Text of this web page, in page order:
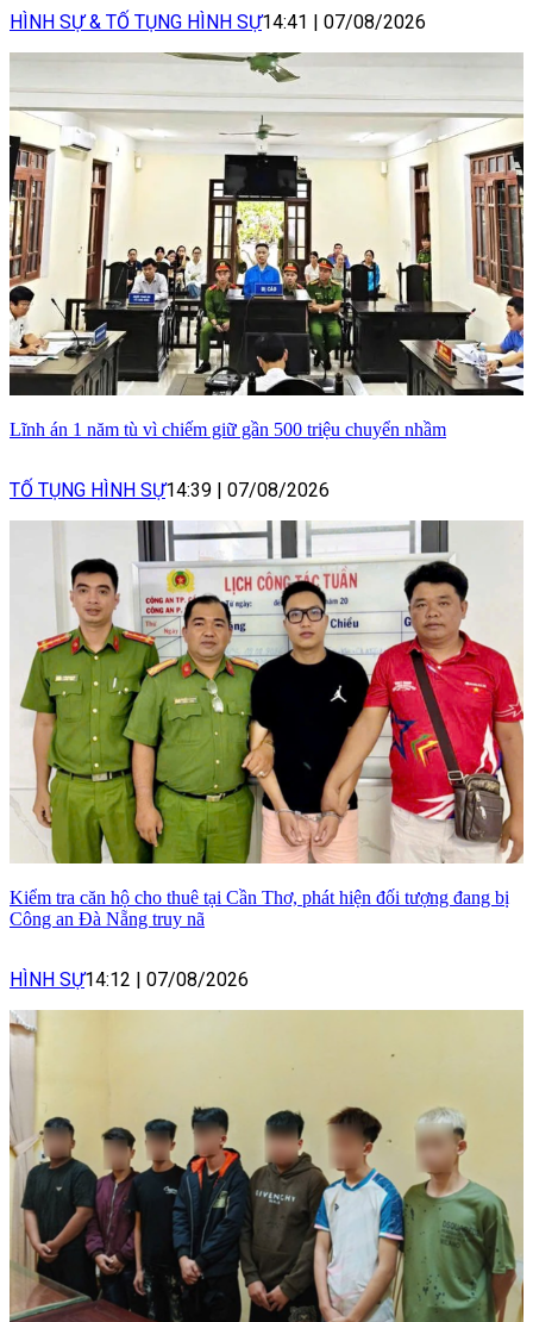
HÌNH SỰ & TỐ TỤNG HÌNH SỰ14:41 | 07/08/2026
Lĩnh án 1 năm tù vì chiếm giữ gần 500 triệu chuyển nhầm
TỐ TỤNG HÌNH SỰ14:39 | 07/08/2026
Kiểm tra căn hộ cho thuê tại Cần Thơ, phát hiện đối tượng đang bị
Công an Đà Nẵng truy nã
HÌNH SỰ14:12 | 07/08/2026